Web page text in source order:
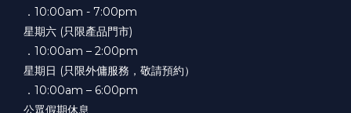
．10:00am - 7:00pm
星期六 (只限產品門市)
．10:00am – 2:00pm
星期日 (只限外傭服務，敬請預約）
．10:00am – 6:00pm
公眾假期休息